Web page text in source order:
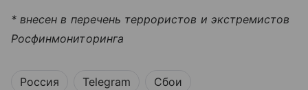
* внесен в перечень террористов и экстремистов
Росфинмониторинга
Россия Telegram Сбои